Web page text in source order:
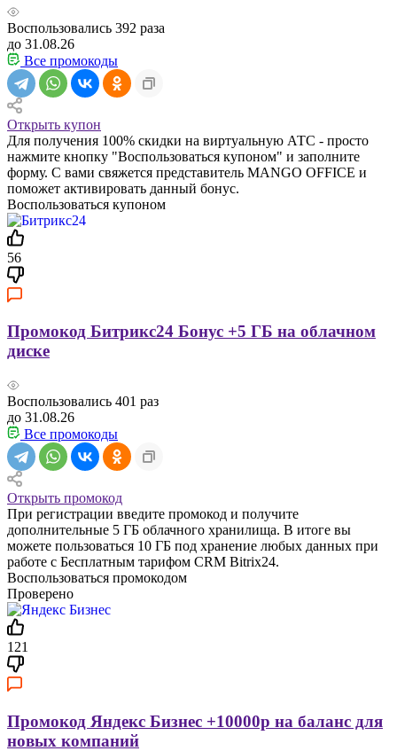
Воспользовались 392 раза
до 31.08.26
Все промокоды
Открыть купон
Для получения 100% скидки на виртуальную АТС - просто
нажмите кнопку "Воспользоваться купоном" и заполните
форму. С вами свяжется представитель MANGO OFFICE и
поможет активировать данный бонус.
Воспользоваться купоном
56
Промокод Битрикс24 Бонус +5 ГБ на облачном
диске
Воспользовались 401 раз
до 31.08.26
Все промокоды
Открыть промокод
При регистрации введите промокод и получите
дополнительные 5 ГБ облачного хранилища. В итоге вы
можете пользоваться 10 ГБ под хранение любых данных при
работе с Бесплатным тарифом CRM Bitrix24.
Воспользоваться промокодом
Проверено
121
Промокод Яндекс Бизнес +10000р на баланс для
новых компаний